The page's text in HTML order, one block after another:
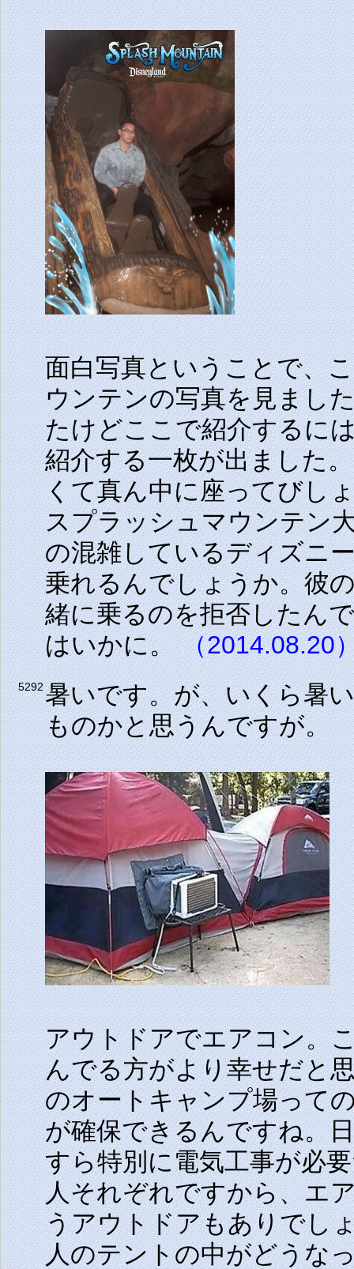
面白写真ということで、
ウンテンの写真を見まし
たけどここで紹介するに
紹介する一枚が出ました
くて真ん中に座ってびし
スプラッシュマウンテン
の混雑しているディズニ
乗れるんでしょうか。彼
緒に乗るのを拒否したん
はいかに。（2014.08.20
5292暑いです。が、いくら暑
ものかと思うんですが。
アウトドアでエアコン。
んでる方がより幸せだと
のオートキャンプ場って
が確保できるんですね。
すら特別に電気工事が必
人それぞれですから、エ
うアウトドアもありでし
人のテントの中がどうな